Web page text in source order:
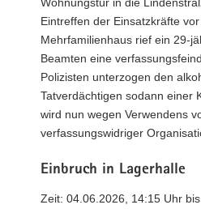
Eintreffen der Einsatzkräfte
Mehrfamilienhaus rief ein 29-
Beamten eine
Polizisten unterzogen den
Tatverdächtigen sodann einer
wird nun wegen Verwendens
verfassungswidriger
Einbruch in Lagerhalle
Zeit: 04.06.2026, 14:15 Uhr